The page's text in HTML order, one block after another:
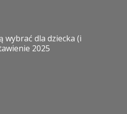
wybrać dla dziecka (i
2025